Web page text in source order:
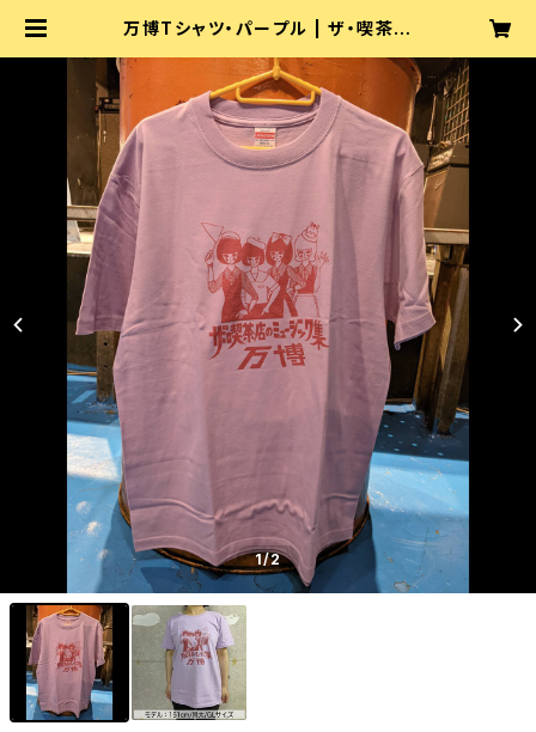
万博Tシャツ・パープル | ザ・喫茶店
1/2